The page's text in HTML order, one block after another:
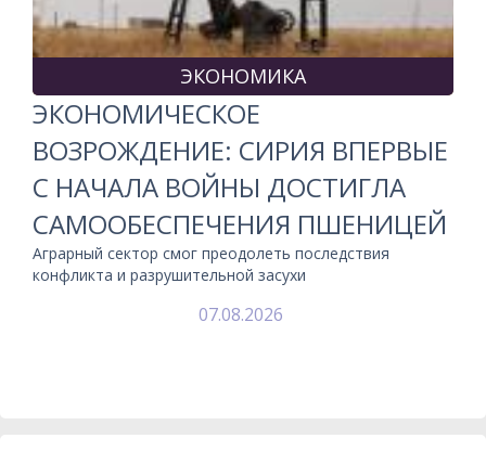
ЭКОНОМИКА
ЭКОНОМИЧЕСКОЕ
ВОЗРОЖДЕНИЕ: СИРИЯ ВПЕРВЫЕ
С НАЧАЛА ВОЙНЫ ДОСТИГЛА
САМООБЕСПЕЧЕНИЯ ПШЕНИЦЕЙ
Аграрный сектор смог преодолеть последствия
конфликта и разрушительной засухи
07.08.2026